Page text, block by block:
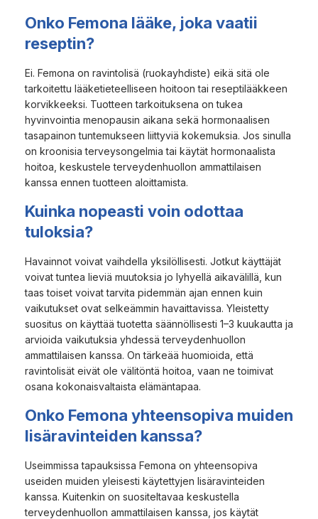
Onko Femona lääke, joka vaatii
reseptin?
Ei. Femona on ravintolisä (ruokayhdiste) eikä sitä ole
tarkoitettu lääketieteelliseen hoitoon tai reseptilääkkeen
korvikkeeksi. Tuotteen tarkoituksena on tukea
hyvinvointia menopausin aikana sekä hormonaalisen
tasapainon tuntemukseen liittyviä kokemuksia. Jos sinulla
on kroonisia terveysongelmia tai käytät hormonaalista
hoitoa, keskustele terveydenhuollon ammattilaisen
kanssa ennen tuotteen aloittamista.
Kuinka nopeasti voin odottaa
tuloksia?
Havainnot voivat vaihdella yksilöllisesti. Jotkut käyttäjät
voivat tuntea lieviä muutoksia jo lyhyellä aikavälillä, kun
taas toiset voivat tarvita pidemmän ajan ennen kuin
vaikutukset ovat selkeämmin havaittavissa. Yleistetty
suositus on käyttää tuotetta säännöllisesti 1–3 kuukautta ja
arvioida vaikutuksia yhdessä terveydenhuollon
ammattilaisen kanssa. On tärkeää huomioida, että
ravintolisät eivät ole välitöntä hoitoa, vaan ne toimivat
osana kokonaisvaltaista elämäntapaa.
Onko Femona yhteensopiva muiden
lisäravinteiden kanssa?
Useimmissa tapauksissa Femona on yhteensopiva
useiden muiden yleisesti käytettyjen lisäravinteiden
kanssa. Kuitenkin on suositeltavaa keskustella
terveydenhuollon ammattilaisen kanssa, jos käytät